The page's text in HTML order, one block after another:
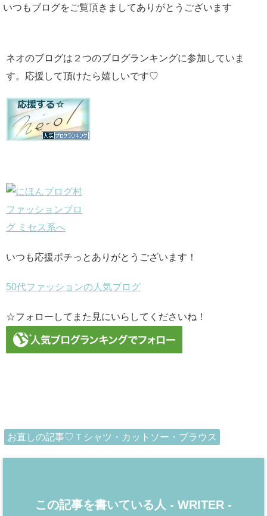
いつもブログをご覧頂きましてありがとうございます
ネオのブログは２つのブログランキングに参加していま
す。応援して頂けたら嬉しいです♡
いつも応援ポチっとありがとうございます！
50代ファッションの人気ブログ
☆フォローしてまた見にいらしてくださいね！
お直しの記事♡Ｔシャツ・カットソー・ブラウス
この記事を書いている人 - WRITER -